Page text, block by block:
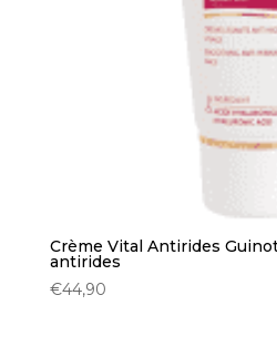
Crème Vital Antirides
antirides
€44,90